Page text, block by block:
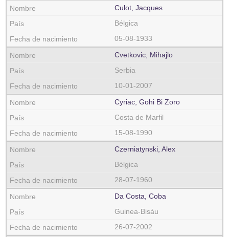
Culot, Jacques
Bélgica
05-08-1933
Cvetkovic, Mihajlo
Serbia
10-01-2007
Cyriac, Gohi Bi Zoro
Costa de Marfil
15-08-1990
Czerniatynski, Alex
Bélgica
28-07-1960
Da Costa, Coba
Guinea-Bisáu
26-07-2002